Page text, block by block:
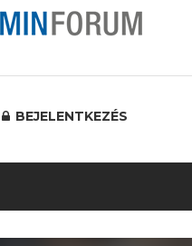
BEJELENTKEZÉS